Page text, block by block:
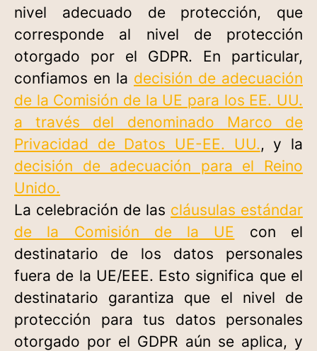
nivel adecuado de protección, que
corresponde al nivel de protección
otorgado por el GDPR. En particular,
confiamos en la decisión de adecuación
de la Comisión de la UE para los EE. UU.
a través del denominado Marco de
Privacidad de Datos UE-EE. UU., y la
decisión de adecuación para el Reino
Unido.
La celebración de las cláusulas estándar
de la Comisión de la UE con el
destinatario de los datos personales
fuera de la UE/EEE. Esto significa que el
destinatario garantiza que el nivel de
protección para tus datos personales
otorgado por el GDPR aún se aplica, y